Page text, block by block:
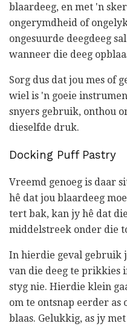
blaardeeg, en met 'n
ongerymdheid of
ongesuurde deegdeeg
wanneer die deeg
Sorg dus dat jou mes of
wiel is 'n goeie
snyers gebruik, onthou
dieselfde druk.
Docking Puff Pastry
Vreemd genoeg is daar
hê dat jou blaardeeg
tert bak, kan jy hê dat
middelstreek onder die
In hierdie geval gebruik
van die deeg te prikkies
styg nie. Hierdie klein
om te ontsnap eerder as
blaas. Gelukkig, as jy